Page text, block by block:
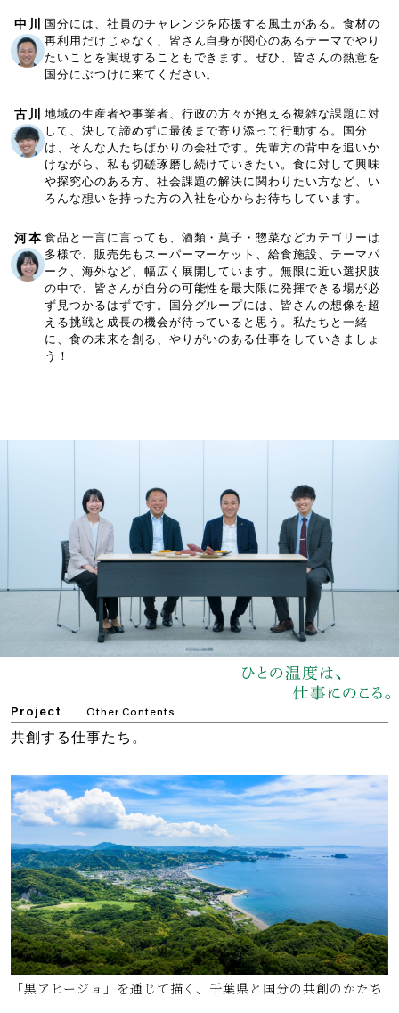
中川
国分には、社員のチャレンジを応援する風土がある。食材の
再利用だけじゃなく、皆さん自身が関心のあるテーマでやり
たいことを実現することもできます。ぜひ、皆さんの熱意を
国分にぶつけに来てください。
古川
地域の生産者や事業者、行政の方々が抱える複雑な課題に対
して、決して諦めずに最後まで寄り添って行動する。国分
は、そんな人たちばかりの会社です。先輩方の背中を追いか
けながら、私も切磋琢磨し続けていきたい。食に対して興味
や探究心のある方、社会課題の解決に関わりたい方など、い
ろんな想いを持った方の入社を心からお待ちしています。
河本 食品と一言に言っても、酒類・菓子・惣菜などカテゴリーは
多様で、販売先もスーパーマーケット、給食施設、テーマパ
ーク、海外など、幅広く展開しています。無限に近い選択肢
の中で、皆さんが自分の可能性を最大限に発揮できる場が必
ず見つかるはずです。国分グループには、皆さんの想像を超
える挑戦と成長の機会が待っていると思う。私たちと一緒
に、食の未来を創る、やりがいのある仕事をしていきましょ
う！
Project Other Contents
共創する仕事たち。
「黒アヒージョ」を通じて描く、千葉県と国分の共創のかたち